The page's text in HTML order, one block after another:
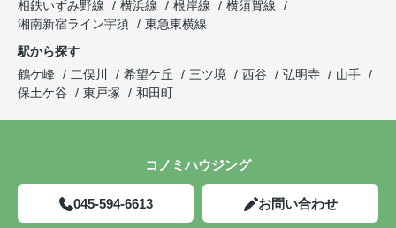
相鉄いずみ野線
横浜線 根岸線
横須賀線
湘南新宿ライン宇須
東急東横線
駅から探す
鶴ケ峰
二俣川 希望ケ丘 三ツ境 西谷 弘明寺
山手
保土ケ谷
東戸塚 和田町
コノミハウジング
045-594-6613 お問い合わせ